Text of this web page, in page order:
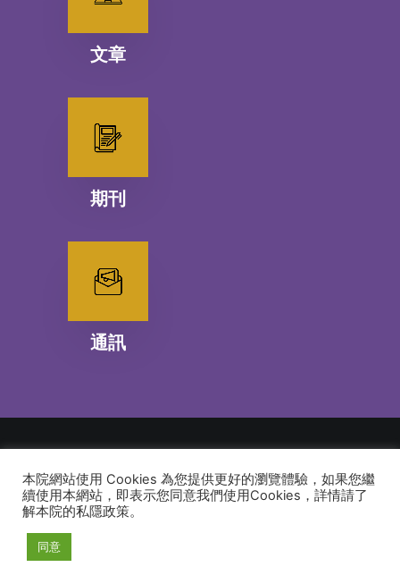
文章
期刊
通訊
© 2026 建道神學院Alliance Bible Seminary. All rights reserved
本院網站使用 Cookies 為您提供更好的瀏覽體驗，如果您繼
續使用本網站，即表示您同意我們使用Cookies，詳情請了
解本院的私隱政策。
同意